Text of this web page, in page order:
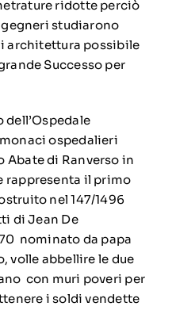
ridotte perciò
studiarono
architettura possibile
Successo per
ospedalieri
Abate di Ranverso in
rappresenta il primo
nel 147/1496
di Jean De
nominato da papa
volle abbellire le due
con muri poveri per
i soldi vendette